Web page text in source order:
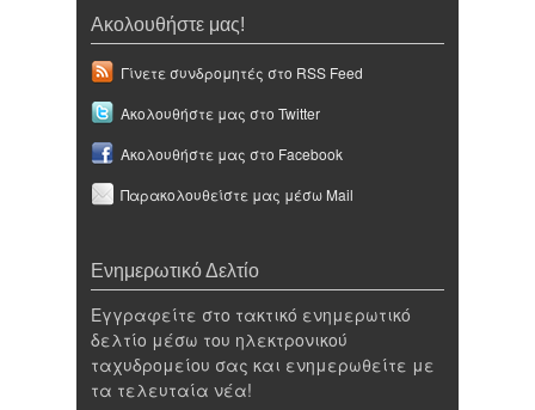
Ακολουθήστε μας!
Γίνετε συνδρομητές στο RSS Feed
Ακολουθήστε μας στο Twitter
Ακολουθήστε μας στο Facebook
Παρακολουθείστε μας μέσω Mail
Ενημερωτικό Δελτίο
Εγγραφείτε στο τακτικό ενημερωτικό
δελτίο μέσω του ηλεκτρονικού
ταχυδρομείου σας και ενημερωθείτε με
τα τελευταία νέα!